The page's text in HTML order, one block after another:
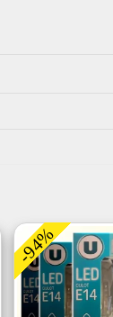
-94%